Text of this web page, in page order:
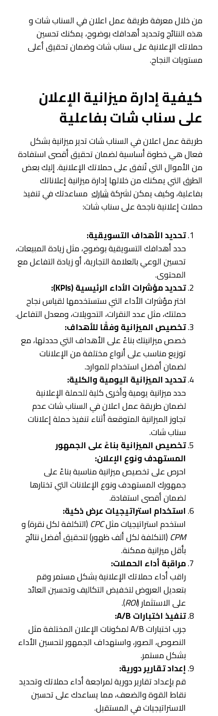
من خلال معرفة طريقة عمل اعلان في السناب شات و
هذه النتائج وتحديد أهدافك بوضوح، يمكنك تحسين
حملاتك الإعلانية على سناب شات وضمان تحقيق أعلى
مستويات النجاح.
كيفية إدارة ميزانية الإعلان
على سناب شات بفاعلية
طريقة عمل اعلان في السناب شات تدير ميزانية بشكل
فعال هي خطوة أساسية لضمان تحقيق أقصى استفادة
من الأموال التي تُنفق على حملاتك الإعلانية. إليك بعض
الطرق التي يمكنك من خلالها إدارة ميزانية إعلاناتك
بفاعلية، وكيف يمكن لشركةشارك مساعدتك في تنفيذ
حملات إعلانية ناجحة على سناب شات:
تحديد الأهداف التسويقية:
حدد أهدافك التسويقية بوضوح، مثل زيادة المبيعات،
تحسين الوعي بالعلامة التجارية، أو زيادة التفاعل مع
المحتوى.
تحديد مؤشرات الأداء الرئيسية (KPIs):
اختر مؤشرات الأداء التي ستستخدمها لقياس نجاح
حملتك، مثل عدد النقرات، التحويلات، ومعدل التفاعل.
تخصيص الميزانية وفقًا للأهداف:
خصص ميزانيتك بناءً على الأهداف التي حددتها، مع
توزيع مناسب على أنواع مختلفة من الإعلانات
لضمان أفضل استخدام للموارد.
تحديد الميزانية اليومية والكلية:
حدد ميزانية يومية وأخرى كلية للحملة الإعلانية
لضمان طريقة عمل اعلان في السناب شات عدم
تجاوز الميزانية المتوقعة أثناء تنفيذ حملة إعلانات
سناب شات.
تخصيص الميزانية بناءً على الجمهور
المستهدف ونوع الإعلان:
احرص على تخصيص ميزانية مناسبة بناءً على
جمهورك المستهدف ونوع الإعلانات التي تختارها
لضمان أقصى استفادة.
استخدام استراتيجيات عرض ذكية:
استخدم استراتيجيات مثلCPC (التكلفة لكل نقرة) و
CPM (التكلفة لكل ألف ظهور) لتحقيق أفضل نتائج
بأقل ميزانية ممكنة.
مراقبة أداء الحملات:
راقب أداء حملاتك الإعلانية بشكل مستمر وقم
بتعديل العروض لتخفيض التكاليف وتحسين العائد
على الاستثمار (ROI
).
تنفيذ اختبارات A/B:
جرب اختبارات A/B لمكونات الإعلان المختلفة مثل
النصوص، الصور، واستهداف الجمهور لتحسين الأداء
بشكل مستمر.
إعداد تقارير دورية:
قم بإعداد تقارير دورية لمراجعة أداء حملاتك وتحديد
نقاط القوة والضعف، مما يساعدك على تحسين
الاستراتيجيات في المستقبل.